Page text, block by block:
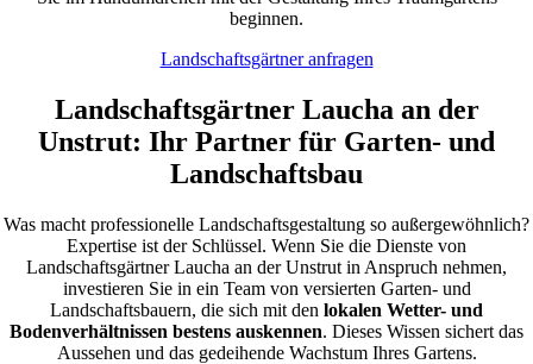
beginnen.
Landschaftsgärtner anfragen
Landschaftsgärtner Laucha an der
Unstrut: Ihr Partner für Garten- und
Landschaftsbau
Was macht professionelle Landschaftsgestaltung so außergewöhnlich?
Expertise ist der Schlüssel. Wenn Sie die Dienste von
Landschaftsgärtner Laucha an der Unstrut in Anspruch nehmen,
investieren Sie in ein Team von versierten Garten- und
Landschaftsbauern, die sich mit den lokalen Wetter- und
Bodenverhältnissen bestens auskennen. Dieses Wissen sichert das
Aussehen und das gedeihende Wachstum Ihres Gartens.